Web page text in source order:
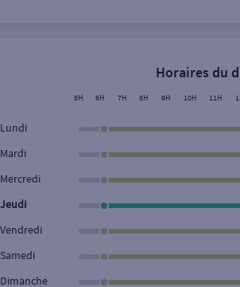
Retrait de
Rue
Horaires du
5H 6H 7H 8H 9H 10H 11H
Lundi
Mardi
Mercredi
Jeudi
Vendredi
Samedi
Dimanche